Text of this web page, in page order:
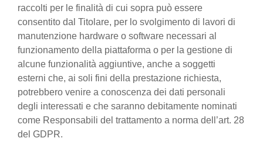
raccolti per le finalità di cui sopra può essere
consentito dal Titolare, per lo svolgimento di lavori di
manutenzione hardware o software necessari al
funzionamento della piattaforma o per la gestione di
alcune funzionalità aggiuntive, anche a soggetti
esterni che, ai soli fini della prestazione richiesta,
potrebbero venire a conoscenza dei dati personali
degli interessati e che saranno debitamente nominati
come Responsabili del trattamento a norma dell’art. 28
del GDPR.